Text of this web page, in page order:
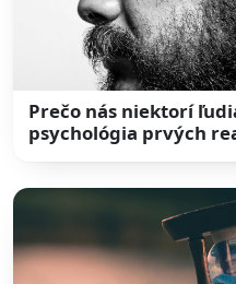
Prečo nás niektorí
psychológia prvých